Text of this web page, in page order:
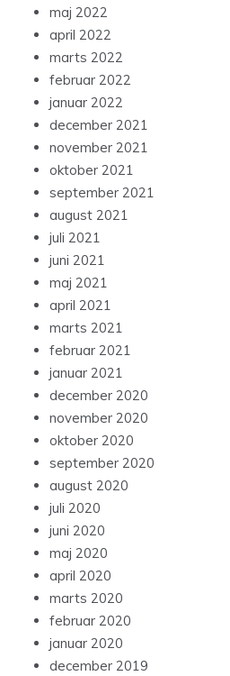
maj 2022
april 2022
marts 2022
februar 2022
januar 2022
december 2021
november 2021
oktober 2021
september 2021
august 2021
juli 2021
juni 2021
maj 2021
april 2021
marts 2021
februar 2021
januar 2021
december 2020
november 2020
oktober 2020
september 2020
august 2020
juli 2020
juni 2020
maj 2020
april 2020
marts 2020
februar 2020
januar 2020
december 2019